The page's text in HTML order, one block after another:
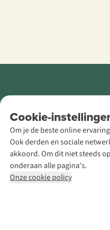
Cookie-
Om je de beste online
Ook derden en sociale
akkoord. Om dit niet steeds
onderaan alle pagina's.
Onze cookie policy
Retail Concepts
NV,
Smallandlaan
9, B-2660
Hoboken
+32 (0)3 828
30 15